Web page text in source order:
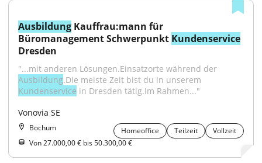
Ausbildung Kauffrau:mann für
Büromanagement Schwerpunkt Kundenservice
Dresden
Ausbildung
Kundenservice in Dresden tätig.Im Rahmen..."
Vonovia SE
Bochum Homeoffice Teilzeit
Vollzeit
Von 27.000,00 € bis 50.300,00 €